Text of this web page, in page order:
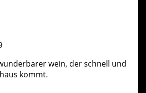
wein, der schnell und
kommt.